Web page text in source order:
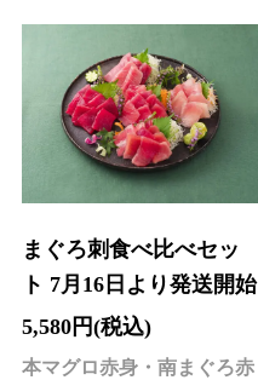
まぐろ刺食べ比べセッ
ト 7月16日より発送開始
5,580円(税込)
本マグロ赤身・南まぐろ赤